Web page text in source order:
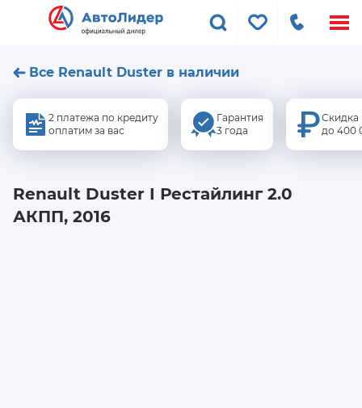
Все Renault Duster в наличии
2 платежа по кредиту
оплатим за вас
Гарантия
3 года
Скидка
до 400
Renault Duster I Рестайлинг 2.0
АКПП, 2016